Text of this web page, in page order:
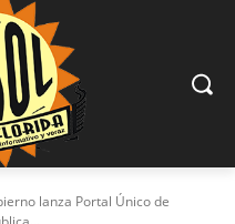
lanza Portal Único de